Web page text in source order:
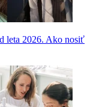
leta 2026. Ako nosiť